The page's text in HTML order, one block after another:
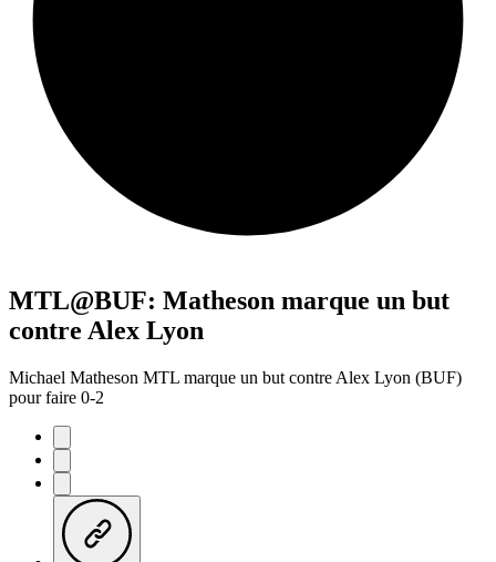
MTL@BUF: Matheson marque un but
contre Alex Lyon
Michael Matheson MTL marque un but contre Alex Lyon (BUF)
pour faire 0-2